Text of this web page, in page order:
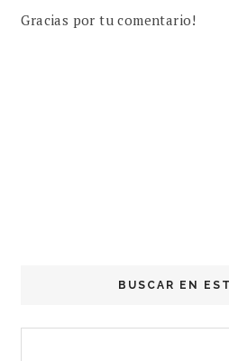
Gracias por tu comentario!
BUSCAR EN